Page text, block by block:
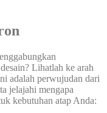
Lihatlah ke arah
adalah perwujudan dari
jelajahi mengapa
kebutuhan atap Anda: